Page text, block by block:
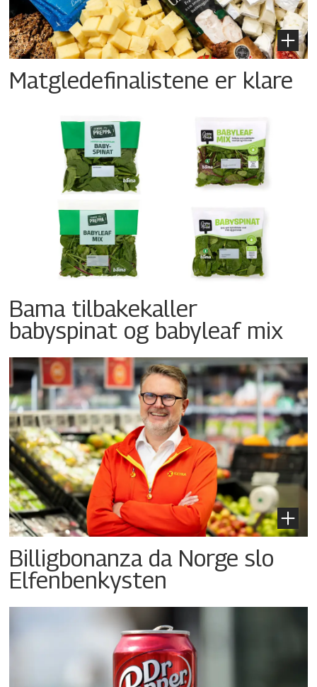
Matgledefinalistene er klare
Bama tilbakekaller
babyspinat og babyleaf mix
Billigbonanza da Norge slo
Elfenbenkysten